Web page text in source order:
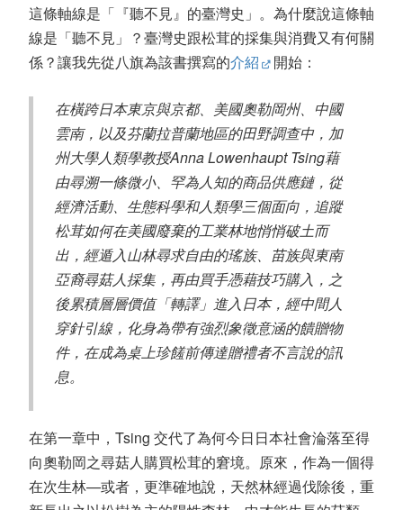
這條軸線是「『聽不見』的臺灣史」。為什麼說這條軸
線是「聽不見」？臺灣史跟松茸的採集與消費又有何關
係？讓我先從八旗為該書撰寫的介紹 開始：
在橫跨日本東京與京都、美國奧勒岡州、中國
雲南，以及芬蘭拉普蘭地區的田野調查中，加
州大學人類學教授Anna Lowenhaupt Tsing藉
由尋溯一條微小、罕為人知的商品供應鏈，從
經濟活動、生態科學和人類學三個面向，追蹤
松茸如何在美國廢棄的工業林地悄悄破土而
出，經遁入山林尋求自由的瑤族、苗族與東南
亞裔尋菇人採集，再由買手憑藉技巧購入，之
後累積層層價值「轉譯」進入日本，經中間人
穿針引線，化身為帶有強烈象徵意涵的饋贈物
件，在成為桌上珍饈前傳達贈禮者不言說的訊
息。
在第一章中，Tsing 交代了為何今日日本社會淪落至得
向奧勒岡之尋菇人購買松茸的窘境。原來，作為一個得
在次生林—或者，更準確地說，天然林經過伐除後，重